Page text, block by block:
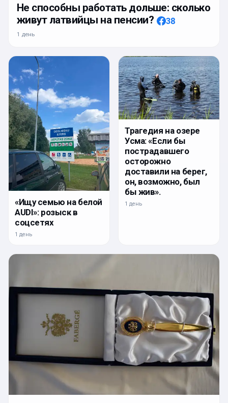
Не способны работать дольше: сколько
живут латвийцы на пенсии?
38
1 день
«Ищу семью на белой
AUDI»: розыск в
соцсетях
1 день
Трагедия на озере
Усма: «Если бы
пострадавшего
осторожно
доставили на берег,
он, возможно, был
бы жив».
1 день